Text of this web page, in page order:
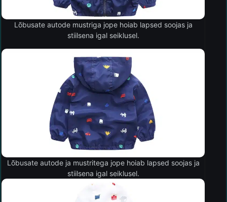
Lõbusate autode mustriga jope hoiab lapsed soojas ja
stiilsena igal seiklusel.
Lõbusate autode ja mustritega jope hoiab lapsed soojas ja
stiilsena igal seiklusel.